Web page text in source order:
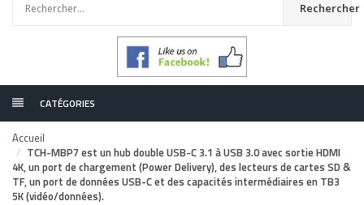
Rechercher
CATÉGORIES
Accueil
TCH-MBP7 est un hub double USB-C 3.1 à USB 3.0 avec sortie HDMI
4K, un port de chargement (Power Delivery), des lecteurs de cartes SD &
TF, un port de données USB-C et des capacités intermédiaires en TB3
5K (vidéo/données).